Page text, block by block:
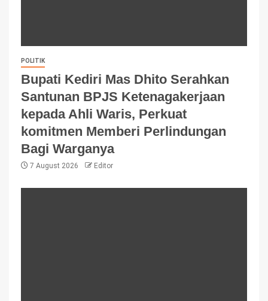
POLITIK
Bupati Kediri Mas Dhito Serahkan
Santunan BPJS Ketenagakerjaan
kepada Ahli Waris, Perkuat
komitmen Memberi Perlindungan
Bagi Warganya
7 August 2026 Editor